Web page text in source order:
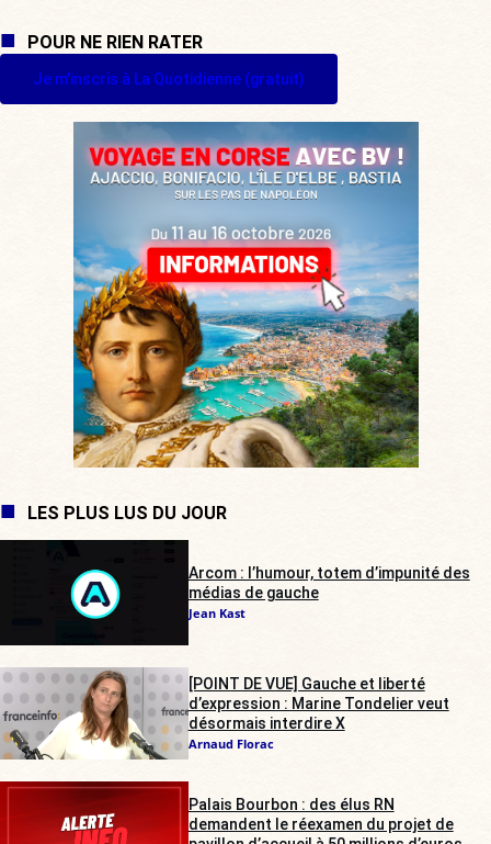
POUR NE RIEN RATER
Je m'inscris à La Quotidienne (gratuit)
LES PLUS LUS DU JOUR
Arcom : l’humour, totem d’impunité des
médias de gauche
Jean Kast
[POINT DE VUE] Gauche et liberté
d’expression : Marine Tondelier veut
désormais interdire X
Arnaud Florac
Palais Bourbon : des élus RN
demandent le réexamen du projet de